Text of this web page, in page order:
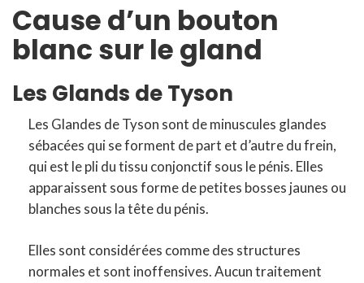
Cause d’un bouton
blanc sur le gland
Les Glands de Tyson
Les Glandes de Tyson sont de minuscules glandes
sébacées qui se forment de part et d’autre du frein,
qui est le pli du tissu conjonctif sous le pénis. Elles
apparaissent sous forme de petites bosses jaunes ou
blanches sous la tête du pénis.
Elles sont considérées comme des structures
normales et sont inoffensives. Aucun traitement